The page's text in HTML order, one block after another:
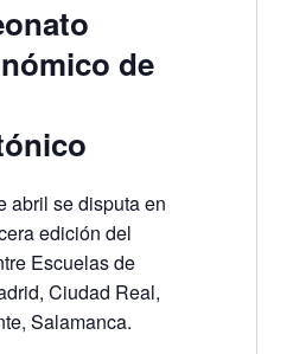
de
abril se disputa en
edición del
Escuelas de
Ciudad Real,
Salamanca.